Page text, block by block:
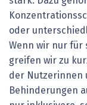
oder
Wenn wir nur für
greifen wir zu
der Nutzerinnen
Behinderungen